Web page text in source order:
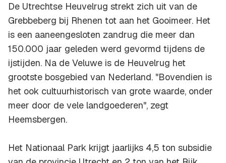
De Utrechtse Heuvelrug strekt zich uit van de
Grebbeberg bij Rhenen tot aan het Gooimeer. Het
is een aaneengesloten zandrug die meer dan
150.000 jaar geleden werd gevormd tijdens de
ijstijden. Na de Veluwe is de Heuvelrug het
grootste bosgebied van Nederland. "Bovendien is
het ook cultuurhistorisch van grote waarde, onder
meer door de vele landgoederen", zegt
Heemsbergen.
Het Nationaal Park krijgt jaarlijks 4,5 ton subsidie